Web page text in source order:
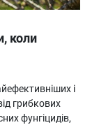
коли
і
грибкових
фунгіцидів,